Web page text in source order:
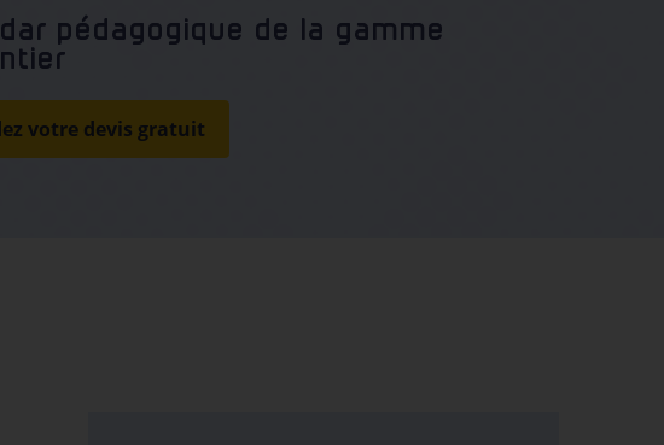
pédagogique de la gamme
votre devis gratuit